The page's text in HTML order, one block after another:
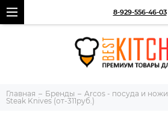
8-929-556-46-03
Главная Бренды Arcos - посуда и ножи
Steak Knives (от-311руб.)